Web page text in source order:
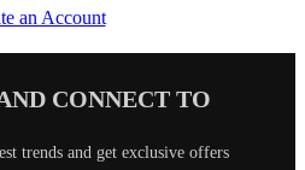
an Account
CONNECT TO
trends and get exclusive offers